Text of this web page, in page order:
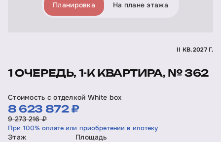
Планировка На плане этажа
II КВ. 2027 Г.
1 ОЧЕРЕДЬ, 1-К КВАРТИРА, № 362
Стоимость с отделкой White box
8 623 872 ₽
9 273 216 ₽
При 100% оплате или приобретении в ипотеку
Этаж Площадь